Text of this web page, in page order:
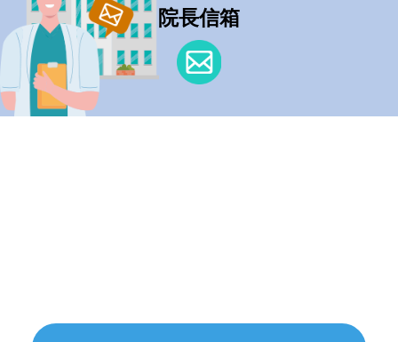
院長信箱